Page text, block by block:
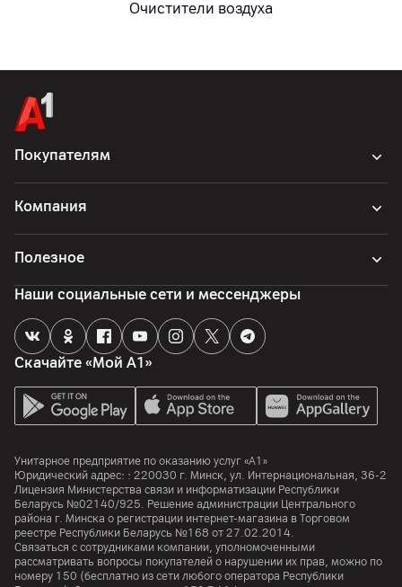
Очистители воздуха
Покупателям
Компания
Полезное
Скачайте «Мой А1»
Наши социальные сети и мессенджеры
Унитарное предприятие по оказанию услуг «А1»
Юридический адрес: : 220030 г. Минск, ул. Интернациональная, 36-2
Лицензия Министерства связи и информатизации Республики
Беларусь №02140/925. Решение администрации Центрального
района г. Минска о регистрации интернет-магазина в Торговом
реестре Республики Беларусь №168 от 27.02.2014.
Связаться с сотрудниками компании, уполномоченными
рассматривать вопросы покупателей о нарушении их прав, можно по
номеру 150 (бесплатно из сети любого оператора Республики